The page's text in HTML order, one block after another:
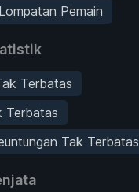
Pemain
Terbatas
Terbatas
Tak Terbatas